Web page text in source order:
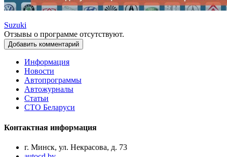
Suzuki
Отзывы о программе отсутствуют.
Добавить комментарий
Информация
Новости
Автопрограммы
Автожурналы
Статьи
СТО Беларуси
Контактная информация
г. Минск, ул. Некрасова, д. 73